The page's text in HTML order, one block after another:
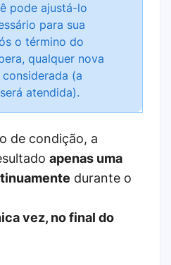
pode ajustá-lo
para sua
o término do
qualquer nova
(a
atendida).
de condição, a
apenas uma
durante o
vez, no final do